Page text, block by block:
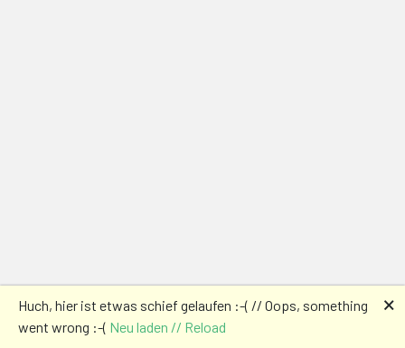
Huch, hier ist etwas schief gelaufen :-( // Oops, something
went wrong :-( Neu laden // Reload
🗙